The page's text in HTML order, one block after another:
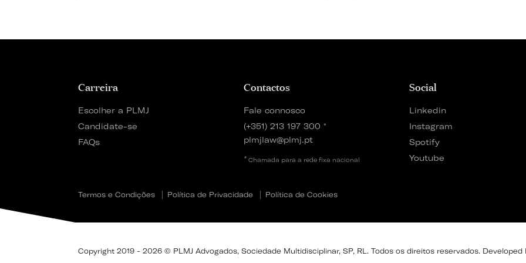
Carreira
Escolher a PLMJ
Candidate-se
FAQs
Contactos
Fale connosco
(+351) 213 197 300 *
plmjlaw@plmj.pt
* Chamada para a rede fixa nacional
Social
Linkedin
Instagram
Spotify
Youtube
Termos e Condições Política de Privacidade Política de Cookies
Copyright 2019 - 2026 © PLMJ Advogados, Sociedade Multidisciplinar, SP, RL. Todos os direitos reservados. Developed